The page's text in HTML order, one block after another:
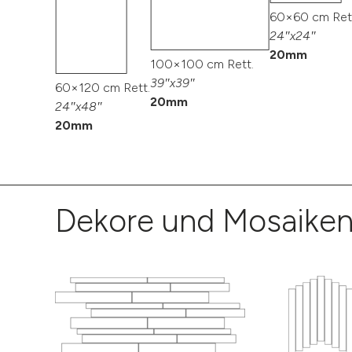
60×120 cm Rett.
24″x48″
20mm
100×100 cm Rett.
39″x39″
20mm
60×60 cm
24″x24″
20mm
Dekore und